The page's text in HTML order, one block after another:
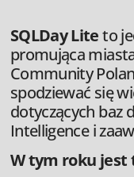
SQLDay Liteto
promująca
Community
spodziewać się
dotyczących baz
Intelligence i
W tym roku jest